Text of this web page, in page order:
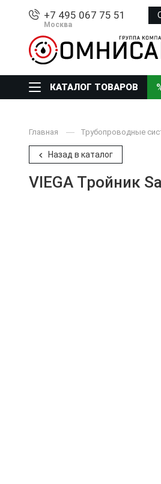
+7 495 067 75 51
Москва
КАТАЛОГ ТОВАРОВ
Главная Трубопроводные
Назад в каталог
VIEGA Тройник